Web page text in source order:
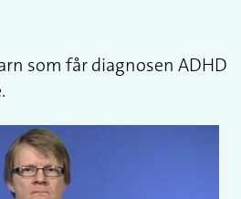
som får diagnosen ADHD